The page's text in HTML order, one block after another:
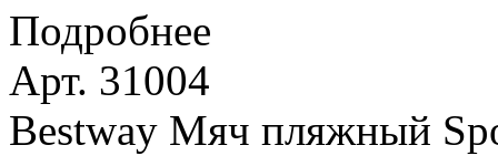
Подробнее
Арт. 31004
Bestway Мяч пляжный